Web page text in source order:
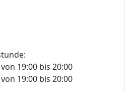
19:00 bis 20:00
19:00 bis 20:00